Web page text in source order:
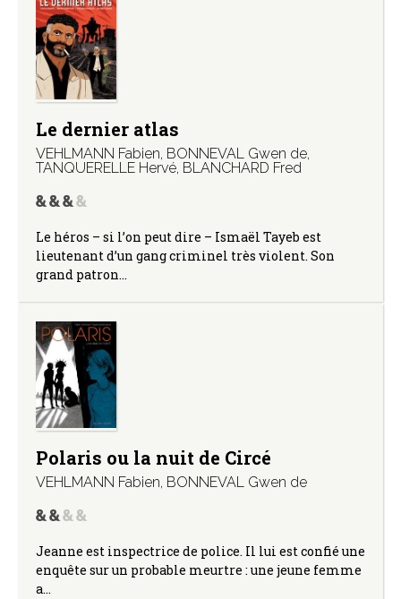
Le dernier atlas
VEHLMANN Fabien, BONNEVAL Gwen de,
TANQUERELLE Hervé, BLANCHARD Fred
Le héros – si l’on peut dire – Ismaël Tayeb est
lieutenant d’un gang criminel très violent. Son
grand patron…
Polaris ou la nuit de Circé
VEHLMANN Fabien, BONNEVAL Gwen de
Jeanne est inspectrice de police. Il lui est confié une
enquête sur un probable meurtre : une jeune femme
a…